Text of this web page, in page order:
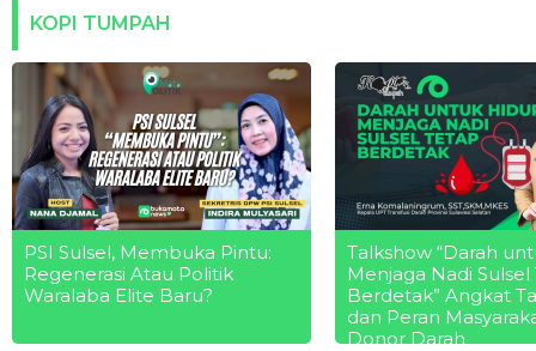
KOPI TUMPAH
PSI Sulsel, Membuka Pintu:
Regenerasi Atau Politik
Waralaba Elite Baru?
Talkshow “Darah
Menjaga Nadi Sulsel
Berdetak” Angkat
dan Peran
Donor Darah